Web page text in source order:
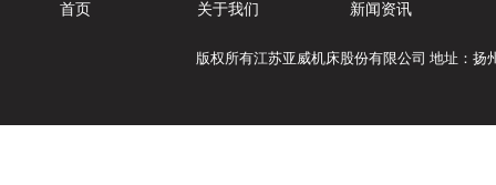
首页 关于我们 新闻资讯
版权所有江苏亚威机床股份有限公司 地址：